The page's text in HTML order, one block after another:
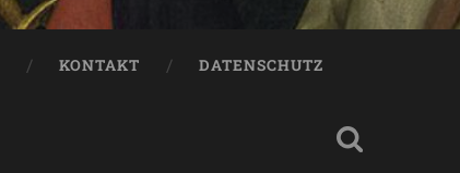
KONTAKT DATENSCHUTZ